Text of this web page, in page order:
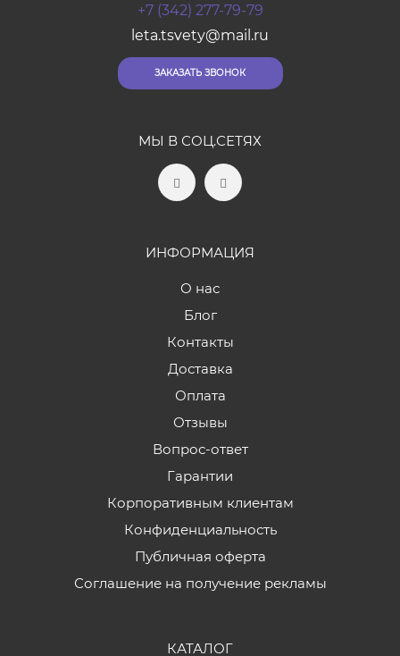
+7 (342) 277-79-79
leta.tsvety@mail.ru
ЗАКАЗАТЬ ЗВОНОК
МЫ В СОЦ.СЕТЯХ
ИНФОРМАЦИЯ
О нас
Блог
Контакты
Доставка
Оплата
Отзывы
Вопрос-ответ
Гарантии
Корпоративным клиентам
Конфиденциальность
Публичная оферта
Соглашение на получение рекламы
КАТАЛОГ